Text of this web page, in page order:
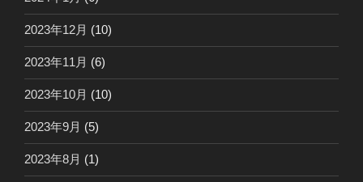
2023年12月 (10)
2023年11月 (6)
2023年10月 (10)
2023年9月 (5)
2023年8月 (1)